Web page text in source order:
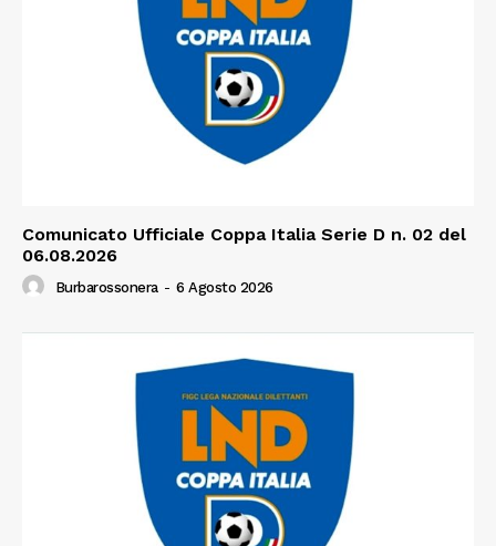
Comunicato Ufficiale Coppa Italia Serie D n. 02 del
06.08.2026
Burbarossonera - 6 Agosto 2026